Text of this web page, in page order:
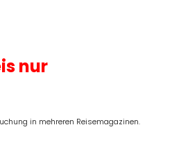
nur
in mehreren Reisemagazinen.